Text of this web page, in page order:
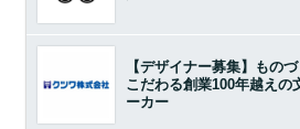
【デザイナー募集】もの
こだわる創業100年越えの
ーカー